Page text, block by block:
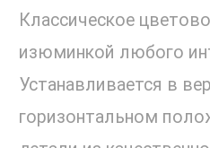
Классическое
изюминкой любого
Устанавливается в
горизонтальном